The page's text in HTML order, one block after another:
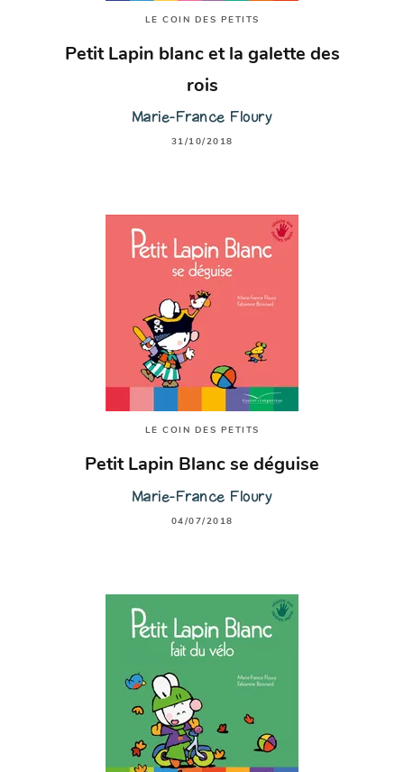
LE COIN DES PETITS
Petit Lapin blanc et la galette des
rois
Marie-France Floury
31/10/2018
LE COIN DES PETITS
Petit Lapin Blanc se déguise
Marie-France Floury
04/07/2018